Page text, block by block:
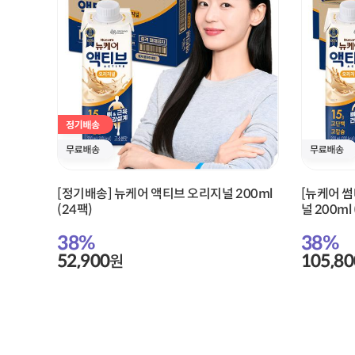
[정기배송] 뉴케어 액티브 오리지널 200ml
(24팩)
38%
52,900원
[뉴케어
널 200ml
38%